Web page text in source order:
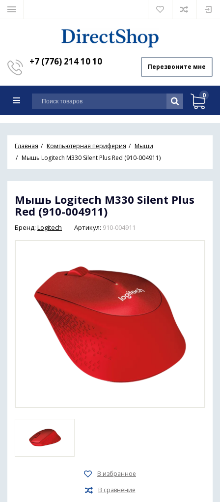
+7 (776) 214 10 10 Перезвоните мне
0
Главная Компьютерная периферия
Мыши
Мышь Logitech M330 Silent Plus Red (910-004911)
Мышь Logitech M330 Silent Plus
Red (910-004911)
Бренд: Logitech Артикул: 910-004911